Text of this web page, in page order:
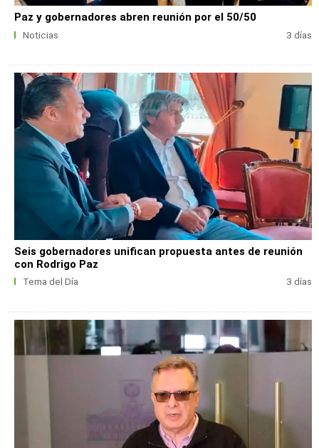
Paz y gobernadores abren reunión por el 50/50
Noticias 3 días
Seis gobernadores unifican propuesta antes de reunión
con Rodrigo Paz
Tema del Día 3 días